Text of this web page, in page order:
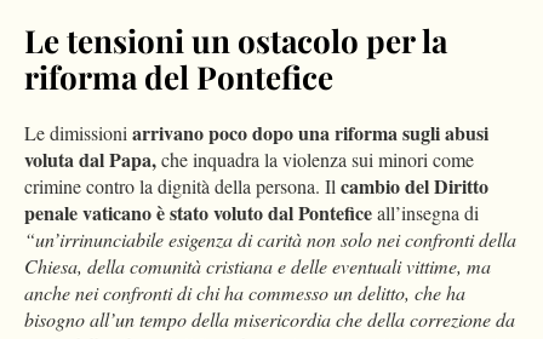
Le tensioni un ostacolo per la
riforma del Pontefice
Le dimissioniarrivano poco dopo una riforma sugli abusi
voluta dal Papa,che inquadra la violenza sui minori come
crimine contro la dignità della persona. Ilcambio del Diritto
penale vaticano è stato voluto dal Ponteficeall’insegna di
“un’irrinunciabile esigenza di carità non solo nei confronti della
Chiesa, della comunità cristiana e delle eventuali vittime, ma
anche nei confronti di chi ha commesso un delitto, che ha
bisogno all’un tempo della misericordia che della correzione da